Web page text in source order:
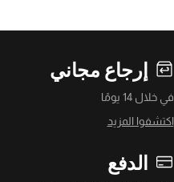
إرجاع مجاني
في خلال 14 يومًا
اكتشفوا المزيد
الدفع